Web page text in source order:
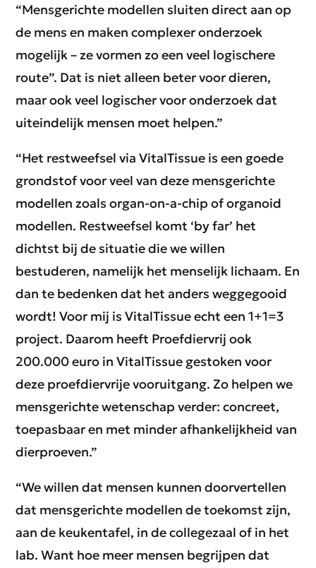
“Mensgerichte modellen sluiten direct aan op
de mens en maken complexer onderzoek
mogelijk – ze vormen zo een veel logischere
route”. Dat is niet alleen beter voor dieren,
maar ook veel logischer voor onderzoek dat
uiteindelijk mensen moet helpen.”
“Het restweefsel via VitalTissue is een goede
grondstof voor veel van deze mensgerichte
modellen zoals organ-on-a-chip of organoid
modellen. Restweefsel komt ‘by far’ het
dichtst bij de situatie die we willen
bestuderen, namelijk het menselijk lichaam. En
dan te bedenken dat het anders weggegooid
wordt! Voor mij is VitalTissue echt een 1+1=3
project. Daarom heeft Proefdiervrij ook
200.000 euro in VitalTissue gestoken voor
deze proefdiervrije vooruitgang. Zo helpen we
mensgerichte wetenschap verder: concreet,
toepasbaar en met minder afhankelijkheid van
dierproeven.”
“We willen dat mensen kunnen doorvertellen
dat mensgerichte modellen de toekomst zijn,
aan de keukentafel, in de collegezaal of in het
lab. Want hoe meer mensen begrijpen dat